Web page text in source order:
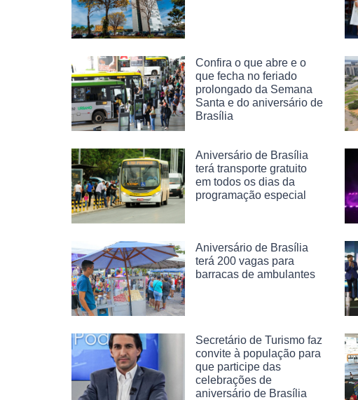
Confira o que abre e o
que fecha no feriado
prolongado da Semana
Santa e do aniversário de
Brasília
Aniversário de Brasília
terá transporte gratuito
em todos os dias da
programação especial
Aniversário de Brasília
terá 200 vagas para
barracas de ambulantes
Secretário de Turismo faz
convite à população para
que participe das
celebrações de
aniversário de Brasília